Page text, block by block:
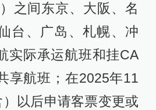
之间东京、大阪、名
台、广岛、札幌、冲
实际承运航班和挂CA
享航班；在2025年11
以后申请客票变更或